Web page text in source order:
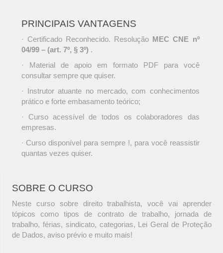
PRINCIPAIS VANTAGENS
· Certificado Reconhecido. Resolução MEC CNE nº
04/99 – (art. 7º, § 3º) .
· Material de apoio em formato PDF para você
consultar sempre que quiser.
· Instrutor atuante no mercado, com conhecimentos
prático e forte embasamento teórico;
· Curso acessível de todos os colaboradores das
empresas.
· Curso disponível para sempre !, para você reassistir
quantas vezes quiser.
SOBRE O CURSO
Neste curso sobre direito trabalhista, você vai aprender
tópicos como tipos de contrato de trabalho, jornada de
trabalho, férias, sindicato, categorias, Lei Geral de Proteção
de Dados, aviso prévio e muito mais!